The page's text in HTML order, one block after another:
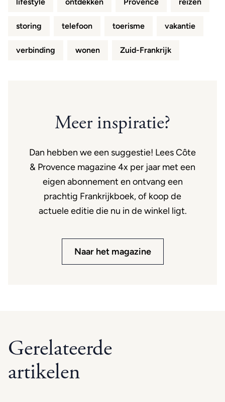
storing telefoon toerisme vakantie
verbinding wonen Zuid-Frankrijk
Meer inspiratie?
Dan hebben we een suggestie! Lees Côte
& Provence magazine 4x per jaar met een
eigen abonnement en ontvang een
prachtig Frankrijkboek, of koop de
actuele editie die nu in de winkel ligt.
Naar het magazine
Gerelateerde
artikelen